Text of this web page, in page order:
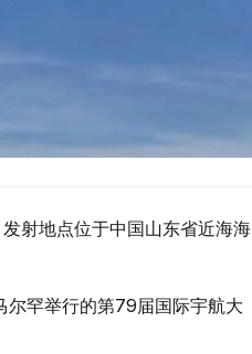
射地点位于中国山东省近海海
罕举行的第79届国际宇航大